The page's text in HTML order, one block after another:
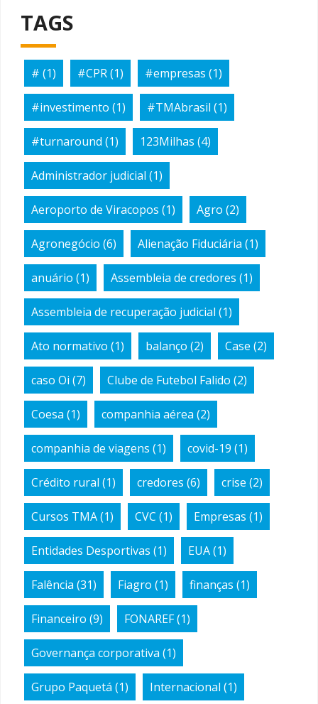
TAGS
# (1) #CPR(1) #empresas (1)
#investimento (1) #TMAbrasil (1)
#turnaround (1) 123Milhas (4)
Administrador judicial (1)
Aeroporto de Viracopos (1) Agro (2)
Agronegócio (6) Alienação Fiduciária (1)
anuário (1) Assembleia de credores (1)
Assembleia de recuperação judicial (1)
Ato normativo (1) balanço (2) Case (2)
caso Oi (7) Clube de Futebol Falido (2)
Coesa (1) companhia aérea (2)
companhia de viagens (1) covid-19 (1)
Crédito rural (1) credores (6) crise (2)
Cursos TMA(1) CVC (1) Empresas (1)
Entidades Desportivas (1) EUA(1)
Falência (31) Fiagro (1) finanças (1)
Financeiro (9) FONAREF(1)
Governança corporativa (1)
Grupo Paquetá (1) Internacional (1)